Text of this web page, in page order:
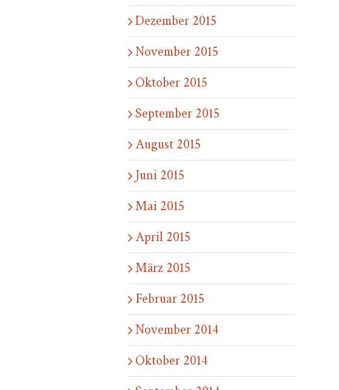
Dezember 2015
November 2015
Oktober 2015
September 2015
August 2015
Juni 2015
Mai 2015
April 2015
März 2015
Februar 2015
November 2014
Oktober 2014